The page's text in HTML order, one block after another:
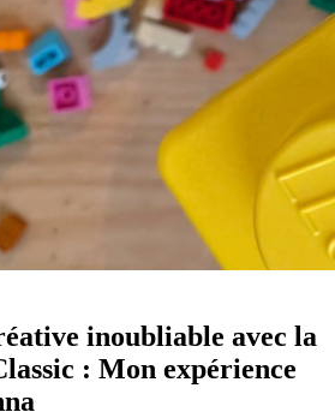
inoubliable avec la
: Mon expérience